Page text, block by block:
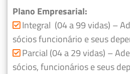
Plano Empresarial:
Integral (04 a 99 vidas) –
sócios funcionário e seus
Parcial (04 a 29 vidas) –
sócios, funcionários e seus